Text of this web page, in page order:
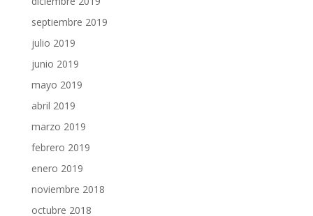
septiembre 2019
julio 2019
junio 2019
mayo 2019
abril 2019
marzo 2019
febrero 2019
enero 2019
noviembre 2018
octubre 2018